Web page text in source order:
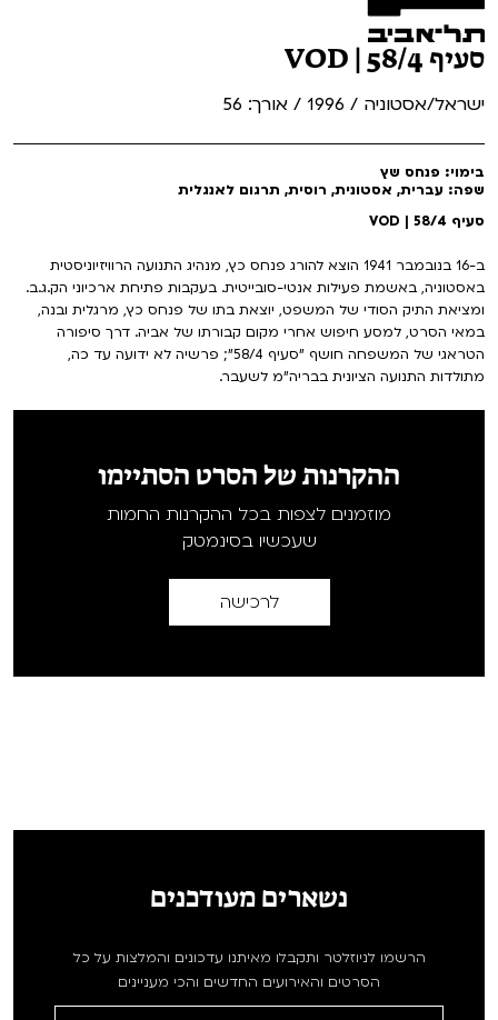
סעיף 58/4 | VOD
ישראל/אסטוניה / 1996 / אורך: 56
בימוי: פנחס שץ
שפה: עברית, אסטונית, רוסית, תרגום לאנגלית
סעיף 58/4 | VOD
ב-16 בנובמבר 1941 הוצא להורג פנחס כץ, מנהיג התנועה הרוויזיוניסטית
באסטוניה, באשמת פעילות אנטי-סובייטית. בעקבות פתיחת ארכיוני הק.ג.ב.
ומציאת התיק הסודי של המשפט, יוצאת בתו של פנחס כץ, מרגלית ובנה,
במאי הסרט, למסע חיפוש אחרי מקום קבורתו של אביה. דרך סיפורה
הטראגי של המשפחה חושף "סעיף 58/4"; פרשיה לא ידועה עד כה,
מתולדות התנועה הציונית בבריה"מ לשעבר.
ההקרנות של הסרט הסתיימו
מוזמנים לצפות בכל ההקרנות החמות
שעכשיו בסינמטק
לרכישה
נשארים מעודכנים
הרשמו לניוזלטר ותקבלו מאיתנו עדכונים והמלצות על כל
הסרטים והאירועים החדשים והכי מעניינים